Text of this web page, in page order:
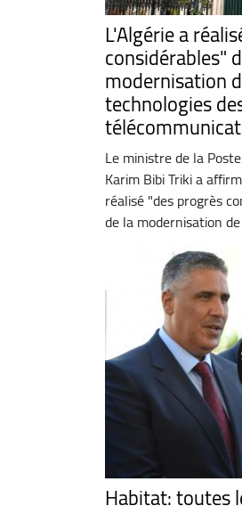
L'Algérie a
considérables"
modernisation
technologies
Le ministre de la
Karim Bibi Triki a
réalisé "des progrès
de la modernisation
Habitat: toutes